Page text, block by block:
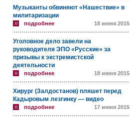
Музыканты обвиняют «Нашествие» в
милитаризации
подробнее 18 июня 2015
Уголовное дело завели на
руководителя ЭПО «Русские» за
призывы к экстремистской
деятельности
подробнее 18 июня 2015
Хирург (Залдостанов) пляшет перед
Кадыровым лезгинку — видео
подробнее 17 июня 2015